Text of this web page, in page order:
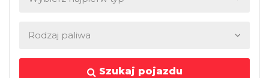
Szukaj pojazdu